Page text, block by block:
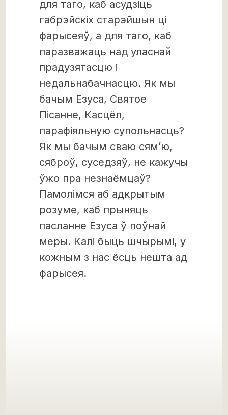
для таго, каб асудзіць
габрэйскіх старэйшын ці
фарысеяў, а для таго, каб
паразважаць над уласнай
прадузятасцю і
недальнабачнасцю. Як мы
бачым Езуса, Святое
Пісанне, Касцёл,
парафіяльную супольнасць?
Як мы бачым сваю сям’ю,
сяброў, суседзяў, не кажучы
ўжо пра незнаёмцаў?
Памолімся аб адкрытым
розуме, каб прыняць
пасланне Езуса ў поўнай
меры. Калі быць шчырымі, у
кожным з нас ёсць нешта ад
фарысея.